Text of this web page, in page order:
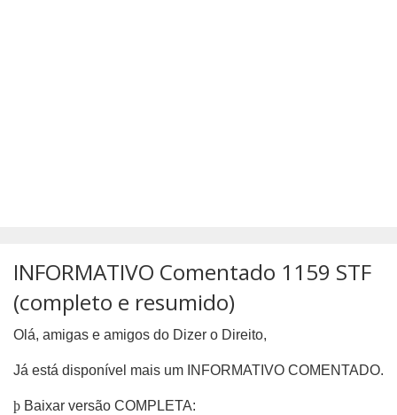
INFORMATIVO Comentado 1159 STF
(completo e resumido)
Olá, amigas e amigos do Dizer o Direito,
Já está disponível mais um INFORMATIVO COMENTADO.
þ Baixar versão COMPLETA: